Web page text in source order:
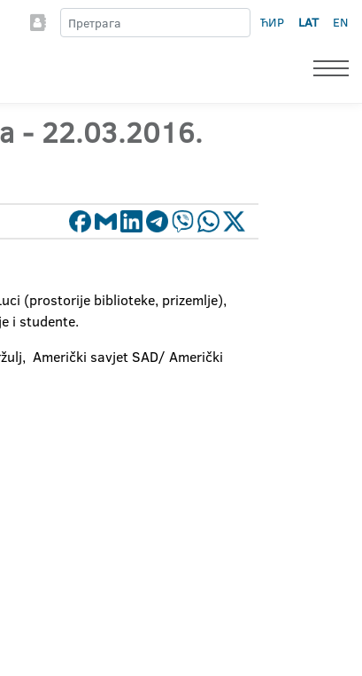
ЋИР LAT EN
- 22.03.2016.
(prostorije biblioteke, prizemlje),
i studente.
Američki savjet SAD/ Američki